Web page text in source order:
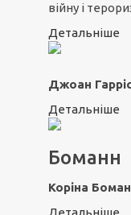
війну і
Детальніше
Джоан
Детальніше
Боманн
Коріна
Детальніше